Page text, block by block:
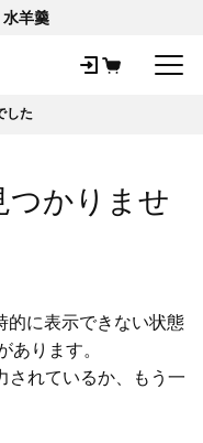
羊羹
した
つかりませ
的に表示できない状態
あります。
されているか、もう一